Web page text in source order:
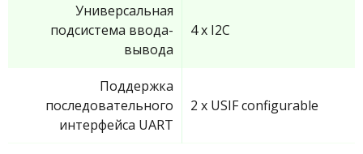
Универсальная
подсистема ввода-
вывода
4 x I2C
Поддержка
последовательного
интерфейса UART
2 x USIF configurable